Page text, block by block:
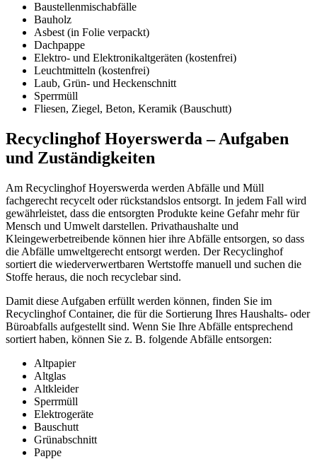
Baustellenmischabfälle
Bauholz
Asbest (in Folie verpackt)
Dachpappe
Elektro- und Elektronikaltgeräten (kostenfrei)
Leuchtmitteln (kostenfrei)
Laub, Grün- und Heckenschnitt
Sperrmüll
Fliesen, Ziegel, Beton, Keramik (Bauschutt)
Recyclinghof Hoyerswerda – Aufgaben
und Zuständigkeiten
Am Recyclinghof Hoyerswerda werden Abfälle und Müll
fachgerecht recycelt oder rückstandslos entsorgt. In jedem Fall wird
gewährleistet, dass die entsorgten Produkte keine Gefahr mehr für
Mensch und Umwelt darstellen. Privathaushalte und
Kleingewerbetreibende können hier ihre Abfälle entsorgen, so dass
die Abfälle umweltgerecht entsorgt werden. Der Recyclinghof
sortiert die wiederverwertbaren Wertstoffe manuell und suchen die
Stoffe heraus, die noch recyclebar sind.
Damit diese Aufgaben erfüllt werden können, finden Sie im
Recyclinghof Container, die für die Sortierung Ihres Haushalts- oder
Büroabfalls aufgestellt sind. Wenn Sie Ihre Abfälle entsprechend
sortiert haben, können Sie z. B. folgende Abfälle entsorgen:
Altpapier
Altglas
Altkleider
Sperrmüll
Elektrogeräte
Bauschutt
Grünabschnitt
Pappe